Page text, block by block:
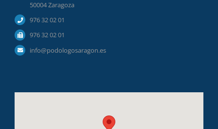
50004 Zaragoza
976 32 02 01
976 32 02 01
info@podologosaragon.es